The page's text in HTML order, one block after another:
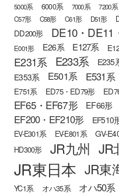
5000系 6000系 7000系 7200系
C57形
C58形 C61形 D51形
DD200形 DE10・DE11
E001形 E26系 E127系
E231系 E233系 E235
E353系 E501系 E531系
E751系 ED75・ED79形
EF65・EF67形 EF66形
EF200・EF210形
EF510
EV-E301系 EV-E801系 GV-
HD300形 JR九州 JR
JR東日本 JR東
YC1系 オハ35系 オハ50系